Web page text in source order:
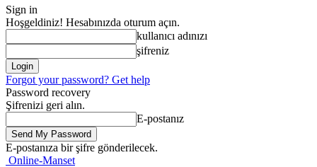
Sign in
Hoşgeldiniz! Hesabınızda oturum açın.
kullanıcı adınızı
şifreniz
Forgot your password? Get help
Password recovery
Şifrenizi geri alın.
E-postanız
E-postanıza bir şifre gönderilecek.
Online-Manset